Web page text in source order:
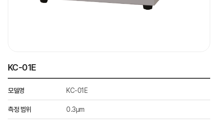
KC-01E
모델명 KC-01E
측정 범위 0.3μm